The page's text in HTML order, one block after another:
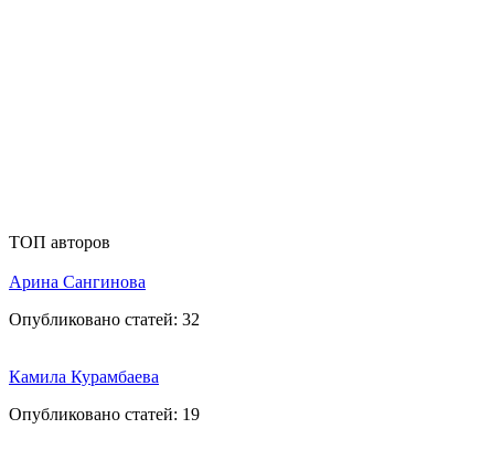
ТОП авторов
Арина Сангинова
Опубликовано статей: 32
Камила Курамбаева
Опубликовано статей: 19